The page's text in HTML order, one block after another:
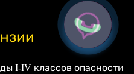
I-IV классов опасности